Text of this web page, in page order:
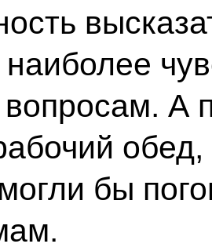
А
бы